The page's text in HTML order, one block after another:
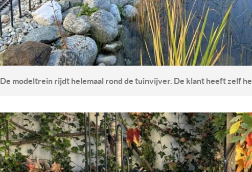
De modeltrein rijdt helemaal rond de tuinvijver. De klant heeft zelf